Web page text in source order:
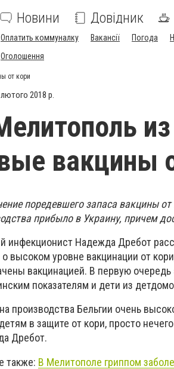
Новини Довідник
Оплатить коммуналку Вакансії Погода
Оголошення
от кори
2018 р.
вакцины
поредевшего запаса вакцины
прибыло в Украину, причем
инфекционист Надежда Дребот
о высоком уровне вакцинации от
вакцинацией. В первую
показателям и дети из
производства Бельгии очень
в защите от кори, просто
Дребот.
также: В Мелитополе гриппом